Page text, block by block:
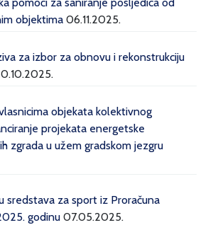
pomoći za saniranje posljedica od
objektima 06.11.2025.
za izbor za obnovu i rekonstrukciju
objekata kolektivnog
projekata energetske
zgrada u užem gradskom jezgru
sredstava za sport iz Proračuna
godinu 07.05.2025.